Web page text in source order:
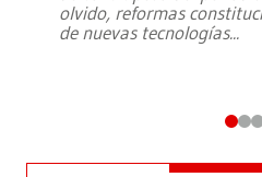
olvido, reformas
de nuevas tecnologías...